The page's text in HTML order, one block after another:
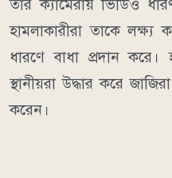
তার ক্যামেরায় ভিডিও
হামলাকারীরা তাকে লক্ষ্য
ধারণে বাধা প্রদান
স্থানীয়রা উদ্ধার করে
করেন।